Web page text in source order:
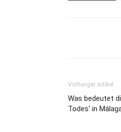
Vorheriger Artikel
Was bedeutet
Todes‘ in